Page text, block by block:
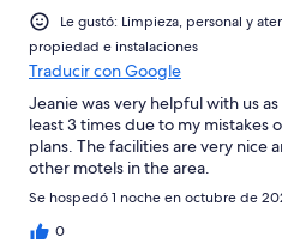
Le gustó: Limpieza, personal y
propiedad e instalaciones
Traducir con Google
Jeanie was very helpful with us
least 3 times due to my mistakes
plans. The facilities are very nice
other motels in the area.
Se hospedó 1 noche en octubre de
0